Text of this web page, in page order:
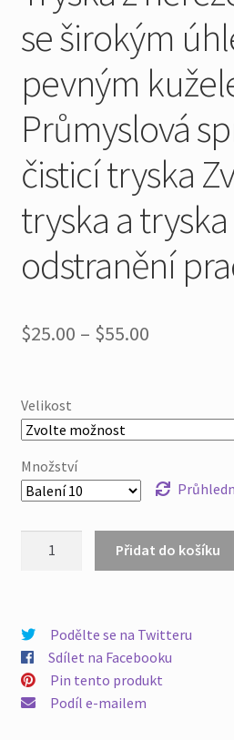
se širokým
pevným
Průmyslová
čisticí tryska
tryska a
odstranění
$25.00 – $55.00Cenové
Velikost
Množství
se
širokým
úhlem
s
Přidat do košíku
Podělte se na Twitteru
Sdílet na Facebooku
Pin tento produkt
Podíl e-mailem